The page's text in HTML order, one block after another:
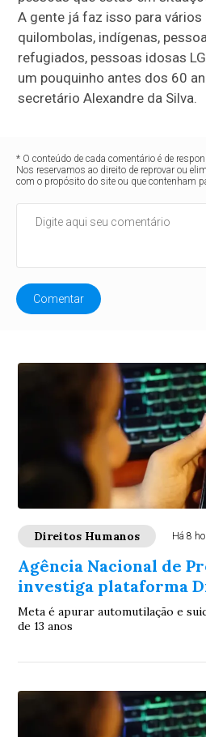
A gente já faz isso para
quilombolas, indígenas,
refugiados, pessoas idosas
um pouquinho antes dos 60
secretário Alexandre da Silva.
* O conteúdo de cada comentário é de
Nos reservamos ao direito de reprovar ou
com o propósito do site ou que contenham
Comentar
Direitos Humanos Há 8
Agência Nacional de
investiga plataforma
Meta é apurar automutilação e
de 13 anos